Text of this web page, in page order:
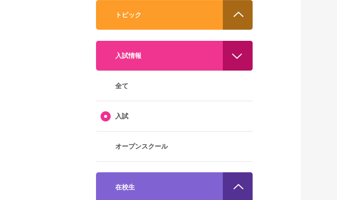
トピック
入試情報
全て
入試
オープンスクール
在校生